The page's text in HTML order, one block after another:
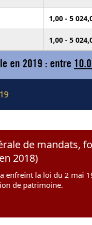
1,00 - 5
1,00 - 5
en 2019 : entre
de mandats,
2018)
enfreint la loi du 2 mai
de patrimoine.